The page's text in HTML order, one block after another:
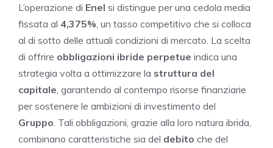
L’operazione di Enel si distingue per una cedola media
fissata al 4,375% , un tasso competitivo che si colloca
al di sotto delle attuali condizioni di mercato. La scelta
di offrire obbligazioni ibride perpetue indica una
strategia volta a ottimizzare la struttura del
capitale , garantendo al contempo risorse finanziarie
per sostenere le ambizioni di investimento del
Gruppo . Tali obbligazioni, grazie alla loro natura ibrida,
combinano caratteristiche sia del debito che del